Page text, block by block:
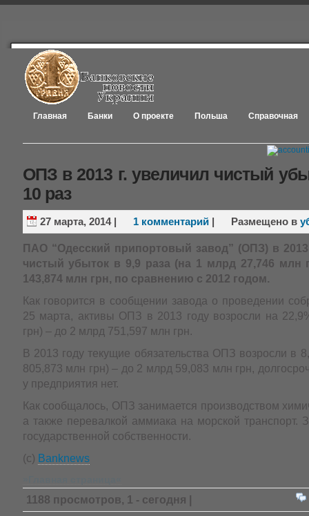
Главная Банки О проекте Польша Справочная
ОПЗ в 2013 г. увеличил чистый
10 раз
27 марта, 2014| 1 комментарий | Размещено в
ПАО “Одесский припортовый завод” (ОПЗ) в
чистый убыток в 9,9 раза (на 1 млрд 27,746 млн
143,874 млн грн, по сравнению с 2012 годом.
Как говорится в сообщении завода о проведении
25 марта, активы ОПЗ в 2013 году возросли на
грн) – до 2 млрд 751,597 млн грн.
В 2013 году текущие обязательства ОПЗ возросли в
805,873 млн грн) – до 2 млрд 59,083 млн грн,
у предприятия нет.
Как сообщалось, ОПЗ занимается производством
а также перевалкой аммиака на морской транспорт.
государственной собственности.
(c) Banknews
1188 просмотров, 1 - сегодня |